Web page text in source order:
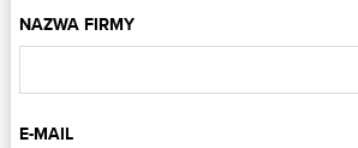
NAZWA FIRMY
E-MAIL